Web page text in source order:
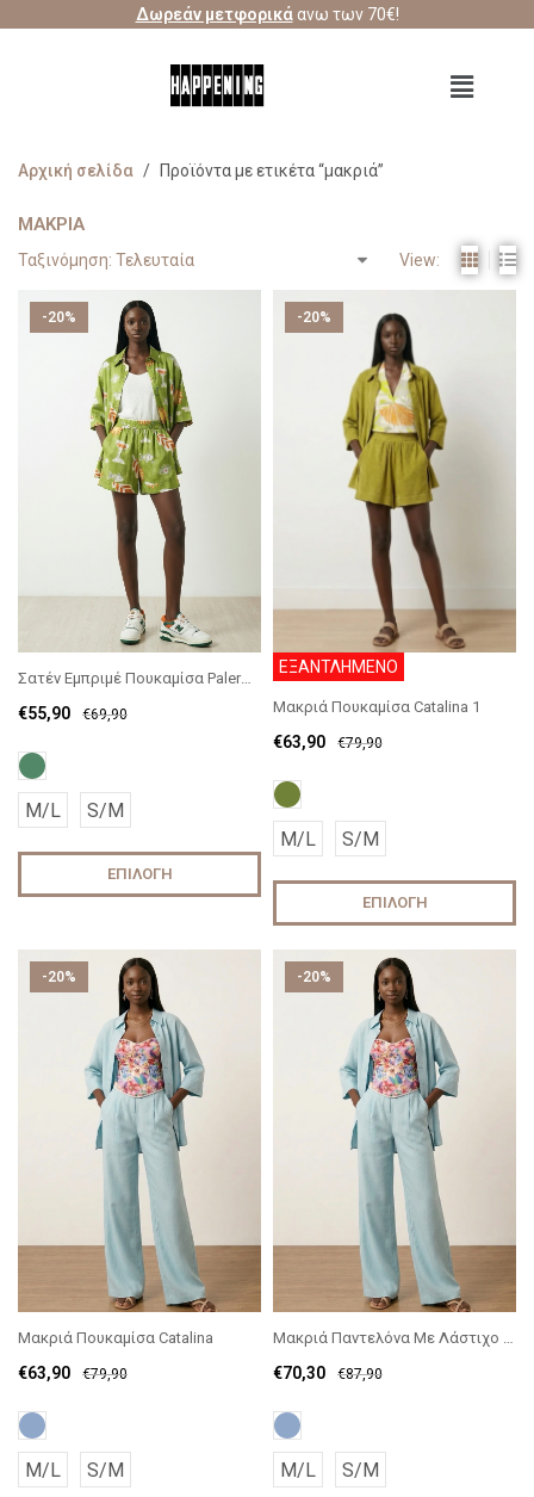
Δωρεάν μετφορικάανω των 70€!
Αρχική σελίδα / Προϊόντα με ετικέτα “μακριά”
ΜΑΚΡΙΆ
View:
-20%
Σατέν Εμπριμέ Πουκαμίσα Palermo
€69,90
€55,90
M/L S/M
ΕΠΙΛΟΓΉ
-20%
ΕΞΑΝΤΛΗΜΕΝΟ
Μακριά Πουκαμίσα Catalina 1
€79,90
€63,90
M/L S/M
ΕΠΙΛΟΓΉ
-20%
Μακριά Πουκαμίσα Catalina
€79,90
€63,90
M/L S/M
-20%
Μακριά Παντελόνα Με Λάστιχο Catalina
€87,90
€70,30
M/L S/M